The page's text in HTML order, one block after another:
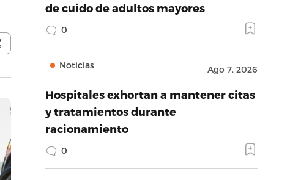
de cuido de adultos mayores
0
Noticias Ago 7, 2026
Hospitales exhortan a mantener citas
y tratamientos durante
racionamiento
0